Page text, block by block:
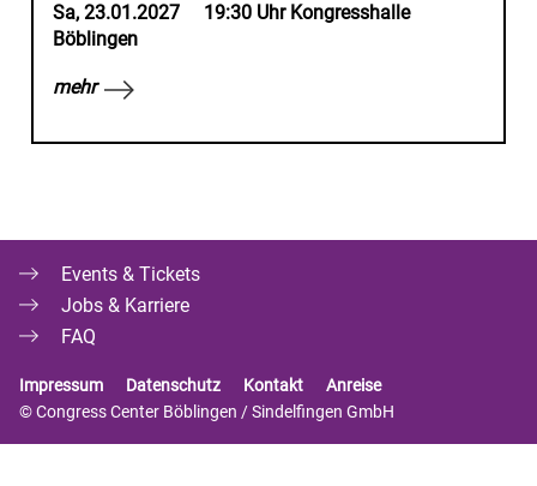
Sa, 23.01.2027 19:30 Uhr Kongresshalle
Böblingen
mehr
Events & Tickets
Jobs & Karriere
FAQ
Impressum Datenschutz Kontakt
Anreise
© Congress Center Böblingen / Sindelfingen GmbH